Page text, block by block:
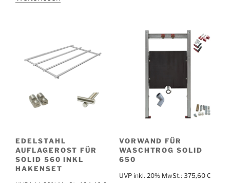
EDELSTAHL
AUFLAGEROST FÜR
SOLID 560 INKL
HAKENSET
VORWAND FÜR
WASCHTROG SOLID
650
UVP inkl. 20% MwSt.: 375,60 €